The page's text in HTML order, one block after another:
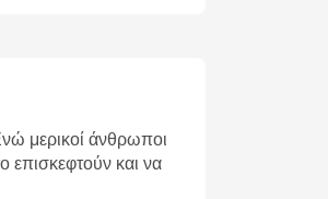
μερικοί άνθρωποι
επισκεφτούν και να